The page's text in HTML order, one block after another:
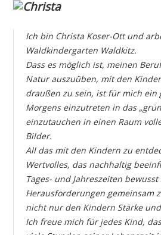
Ich bin Christa Koser-Ott und
Waldkindergarten Waldkitz.
Dass es möglich ist, meinen
Natur auszuüben, mit den
draußen zu sein, ist für mich ein
Morgens einzutreten in das
einzutauchen in einen Raum
Bilder.
All das mit den Kindern zu
Wertvolles, das nachhaltig
Tages- und Jahreszeiten
Herausforderungen gemeinsam
nicht nur den Kindern Stärke
Ich freue mich für jedes Kind,